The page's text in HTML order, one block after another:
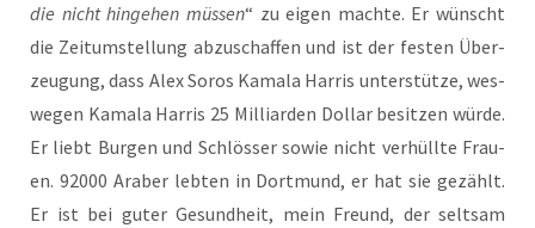
die nicht hin­ge­hen müs­sen“ zu eigen mach­te. Er wünscht
die Zeit­um­stel­lung abzu­schaf­fen und ist der fes­ten Über­
zeu­gung, dass Alex Sor­os Kama­la Har­ris unter­stüt­ze, wes­
we­gen Kama­la Har­ris 25 Mil­li­ar­den Dol­lar besit­zen wür­de.
Er liebt Bur­gen und Schlös­ser sowie nicht ver­hüll­te Frau­
en. 92000 Ara­ber leb­ten in Dort­mund, er hat sie gezählt.
Er ist bei guter Gesund­heit, mein Freund, der selt­sam